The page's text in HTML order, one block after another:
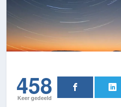
458
Keer gedeeld